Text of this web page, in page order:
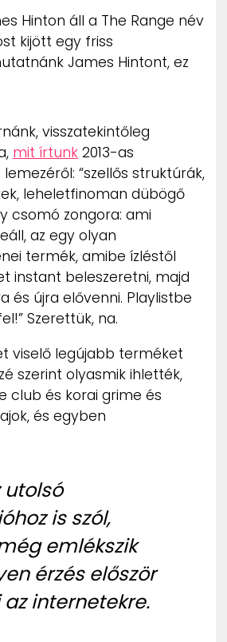
ZENE
MÉDIAAJÁNLAT
IMPRESSZUM
Hinton áll a The Range név
kijött egy friss
James Hintont, ez
visszatekintőleg
mit írtunk 2013-as
“szellős struktúrák,
leheletfinoman dübögő
csomó zongora: ami
az egy olyan
termék, amibe ízléstől
instant beleszeretni, majd
és újra elővenni. Playlistbe
Szerettük, na.
viselő legújabb terméket
szerint olyasmik ihlették,
club és korai grime és
és egyben
utolsó
is szól,
emlékszik
érzés először
internetekre.